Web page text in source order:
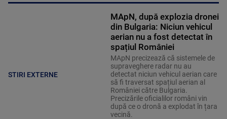
STIRI EXTERNE
MApN, după explozia dronei
din Bulgaria: Niciun vehicul
aerian nu a fost detectat în
spațiul României
MApN precizează că sistemele de
supraveghere radar nu au
detectat niciun vehicul aerian care
să fi traversat spațiul aerian al
României către Bulgaria.
Precizările oficialilor români vin
după ce o dronă a explodat în țara
vecină.